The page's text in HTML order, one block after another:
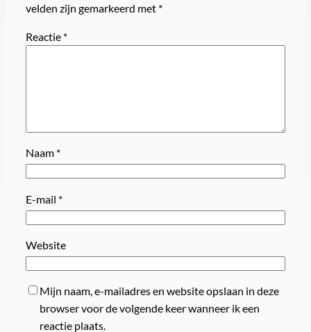
velden zijn gemarkeerd met *
Reactie *
Naam *
E-mail *
Website
Mijn naam, e-mailadres en website opslaan in deze
browser voor de volgende keer wanneer ik een
reactie plaats.